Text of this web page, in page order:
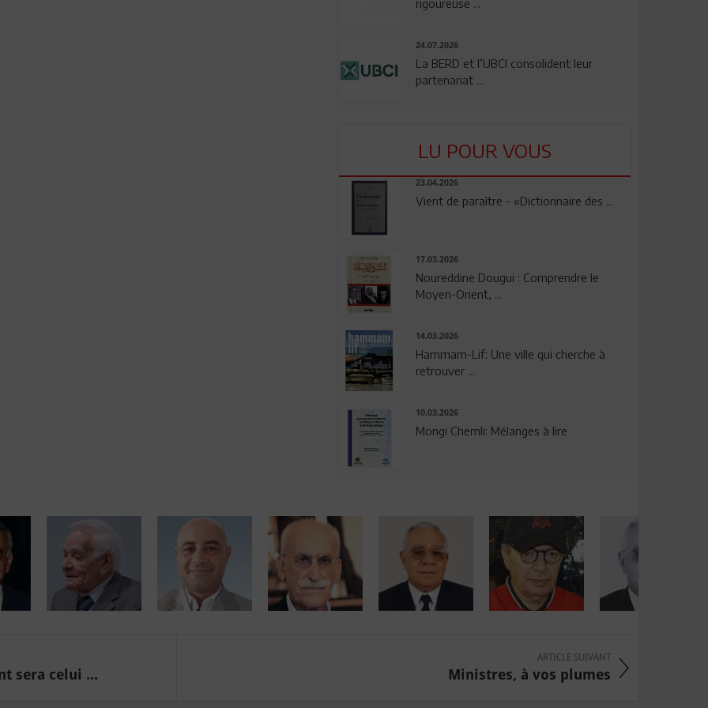
rigoureuse ...
24.07.2026
La BERD et l’UBCI consolident leur
partenariat ...
LU POUR VOUS
23.04.2026
Vient de paraître - «Dictionnaire des ...
17.03.2026
Noureddine Dougui : Comprendre le
Moyen-Orient, ...
14.03.2026
Hammam-Lif: Une ville qui cherche à
retrouver ...
10.03.2026
Mongi Chemli: Mélanges à lire
sera celui ...
ARTICLE SUIVANT
Ministres, à vos plumes